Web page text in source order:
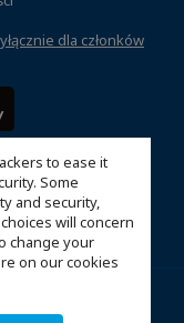
to ease it
Some
and security,
will concern
change your
on our cookies
dla członków